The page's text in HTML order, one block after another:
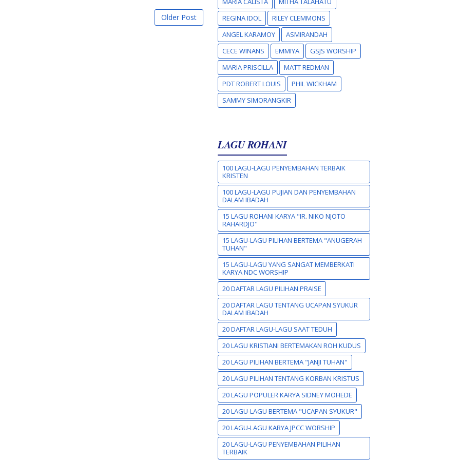
Older Post
REGINA IDOL
RILEY CLEMMONS
ANGEL KARAMOY
ASMIRANDAH
CECE WINANS
EMMIYA
GSJS WORSHIP
MARIA PRISCILLA
MATT REDMAN
PDT ROBERT LOUIS
PHIL WICKHAM
SAMMY SIMORANGKIR
LAGU ROHANI
100 LAGU-LAGU PENYEMBAHAN TERBAIK
KRISTEN
100 LAGU-LAGU PUJIAN DAN PENYEMBAHAN
DALAM IBADAH
15 LAGU ROHANI KARYA "IR. NIKO NJOTO
RAHARDJO"
15 LAGU-LAGU PILIHAN BERTEMA "ANUGERAH
TUHAN"
15 LAGU-LAGU YANG SANGAT MEMBERKATI
KARYA NDC WORSHIP
20 DAFTAR LAGU PILIHAN PRAISE
20 DAFTAR LAGU TENTANG UCAPAN SYUKUR
DALAM IBADAH
20 DAFTAR LAGU-LAGU SAAT TEDUH
20 LAGU KRISTIANI BERTEMAKAN ROH KUDUS
20 LAGU PILIHAN BERTEMA "JANJI TUHAN"
20 LAGU PILIHAN TENTANG KORBAN KRISTUS
20 LAGU POPULER KARYA SIDNEY MOHEDE
20 LAGU-LAGU BERTEMA "UCAPAN SYUKUR"
20 LAGU-LAGU KARYA JPCC WORSHIP
20 LAGU-LAGU PENYEMBAHAN PILIHAN
TERBAIK